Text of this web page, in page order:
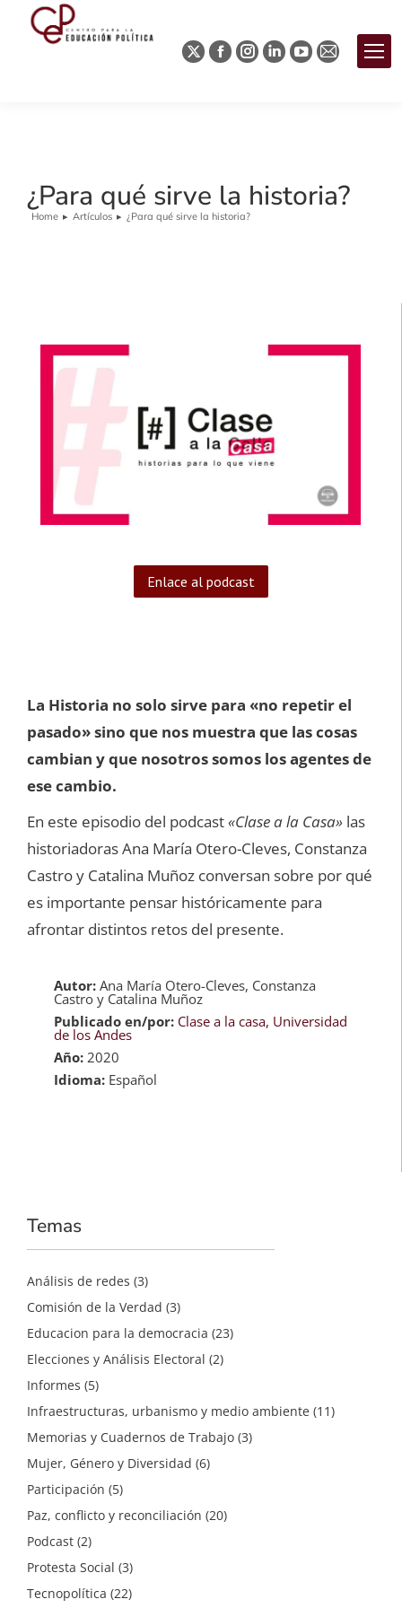
¿Para qué sirve la historia?
You are here:
Home Artículos ¿Para qué sirve la historia?
La Historia no solo sirve para «no repetir el
pasado» sino que nos muestra que las cosas
cambian y que nosotros somos los agentes de
ese cambio.
En este episodio del podcast«Clase a la Casa» las
historiadoras Ana María Otero-Cleves, Constanza
Castro y Catalina Muñoz conversan sobre por qué
es importante pensar históricamente para
afrontar distintos retos del presente.
Autor: Ana María Otero-Cleves, Constanza
Castro y Catalina Muñoz
Publicado en/por: Clase a la casa, Universidad
de los Andes
Año: 2020
Idioma: Español
Enlace al podcast
Temas
Análisis de redes (3)
Comisión de la Verdad (3)
Educacion para la democracia (23)
Elecciones y Análisis Electoral (2)
Informes (5)
Infraestructuras, urbanismo y medio ambiente (11)
Memorias y Cuadernos de Trabajo (3)
Mujer, Género y Diversidad (6)
Participación (5)
Paz, conflicto y reconciliación (20)
Podcast (2)
Protesta Social (3)
Tecnopolítica (22)